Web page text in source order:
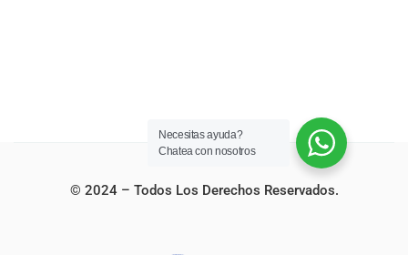
© 2024 – Todos Los Derechos Reservados.
Necesitas ayuda?
Chatea con nosotros